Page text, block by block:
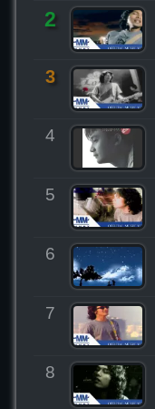
2
3
4
5
6
7
8